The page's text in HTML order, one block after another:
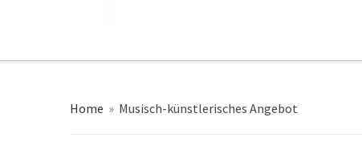
Home » Musisch-künstlerisches Angebot